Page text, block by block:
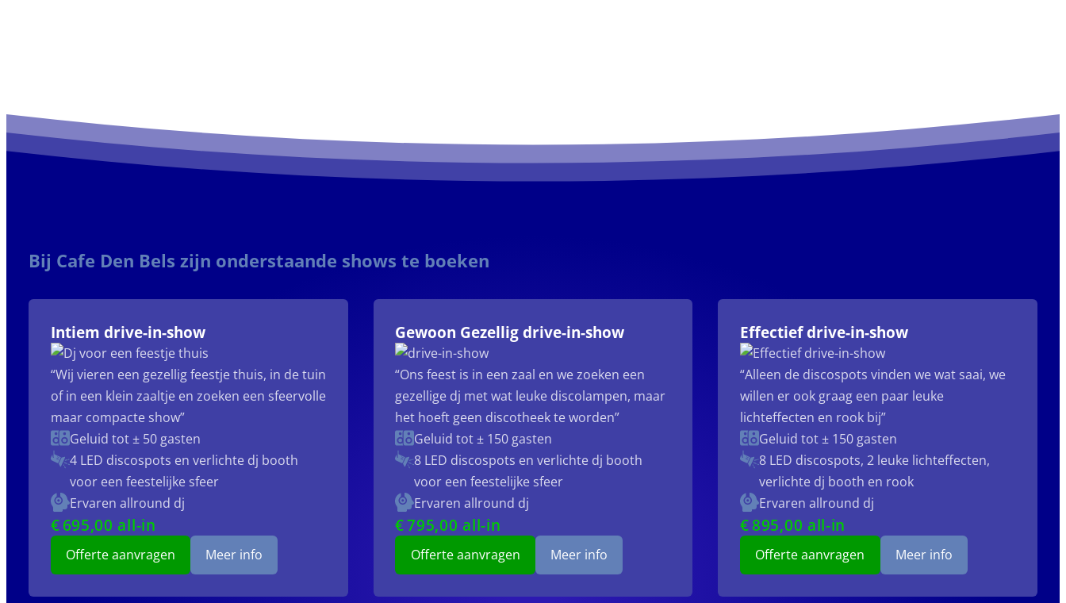
Bij Cafe Den Bels zijn onderstaande shows te boeken
Intiem drive-in-show
“Wij vieren een gezellig feestje thuis, in de tuin
of in een klein zaaltje en zoeken een sfeervolle
maar compacte show”
Geluid tot ± 50 gasten
4 LED discospots en verlichte dj booth
voor een feestelijke sfeer
Ervaren allround dj
€ 695,00 all-in
Offerte aanvragen Meer info
Gewoon Gezellig drive-in-show
“Ons feest is in een zaal en we zoeken een
gezellige dj met wat leuke discolampen, maar
het hoeft geen discotheek te worden”
Geluid tot ± 150 gasten
8 LED discospots en verlichte dj booth
voor een feestelijke sfeer
Ervaren allround dj
€795,00 all-in
Offerte aanvragen Meer info
Effectief drive-in-show
“Alleen de discospots vinden we wat saai, we
willen er ook graag een paar leuke
lichteffecten en rook bij”
Geluid tot ± 150 gasten
8 LED discospots, 2 leuke lichteffecten,
verlichte dj booth en rook
Ervaren allround dj
€895,00 all-in
Offerte aanvragen Meer info